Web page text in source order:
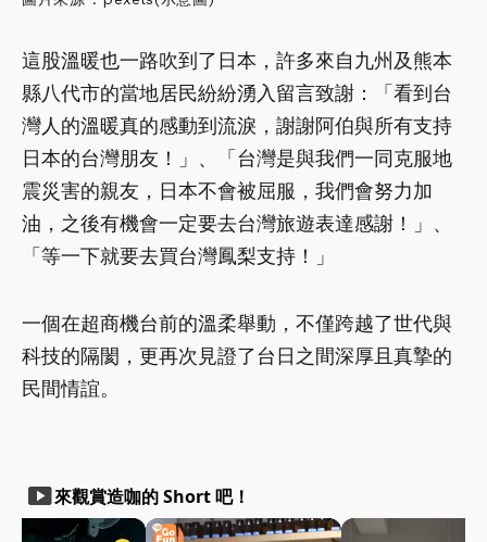
這股溫暖也一路吹到了日本，許多來自九州及熊本
縣八代市的當地居民紛紛湧入留言致謝：「看到台
灣人的溫暖真的感動到流淚，謝謝阿伯與所有支持
日本的台灣朋友！」、「台灣是與我們一同克服地
震災害的親友，日本不會被屈服，我們會努力加
油，之後有機會一定要去台灣旅遊表達感謝！」、
「等一下就要去買台灣鳳梨支持！」
一個在超商機台前的溫柔舉動，不僅跨越了世代與
科技的隔閡，更再次見證了台日之間深厚且真摯的
民間情誼。
smart_display來觀賞造咖的 Short 吧！